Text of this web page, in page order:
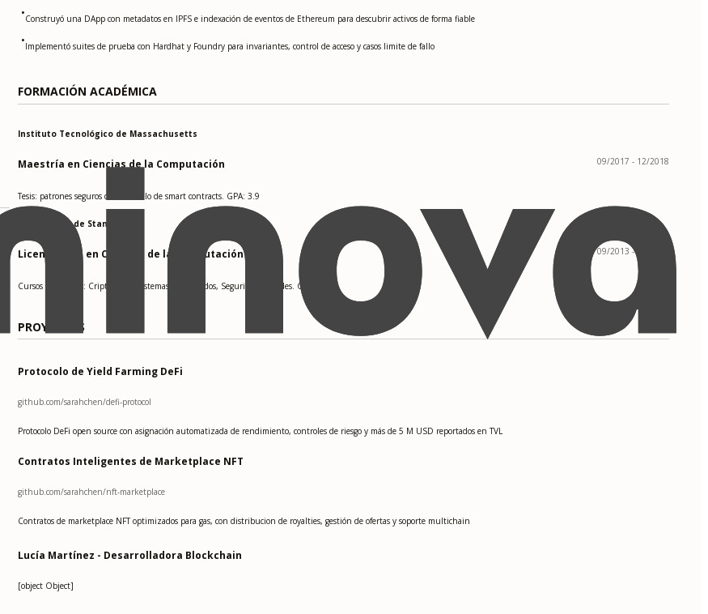
•Construyó una DApp con metadatos en IPFS e indexación de eventos de Ethereum para descubrir activos de forma fiable
•Implementó suites de prueba con Hardhat y Foundry para invariantes, control de acceso y casos limite de fallo
FORMACIÓN ACADÉMICA
Instituto Tecnológico de Massachusetts
Maestría en Ciencias de la Computación 09/2017 - 12/2018
Tesis: patrones seguros de desarrollo de smart contracts. GPA: 3.9
Universidad de Stanford
Licenciatura en Ciencias de la Computación 09/2013 - 06/2017
Cursos relevantes: Criptografía, Sistemas distribuidos, Seguridad de redes. GPA: 3.7
PROYECTOS
Protocolo de Yield Farming DeFi
github.com/sarahchen/defi-protocol
Protocolo DeFi open source con asignación automatizada de rendimiento, controles de riesgo y más de 5 M USD reportados en TVL
Contratos Inteligentes de Marketplace NFT
github.com/sarahchen/nft-marketplace
Contratos de marketplace NFT optimizados para gas, con distribucion de royalties, gestión de ofertas y soporte multichain
Lucía Martínez - Desarrolladora Blockchain
[object Object]